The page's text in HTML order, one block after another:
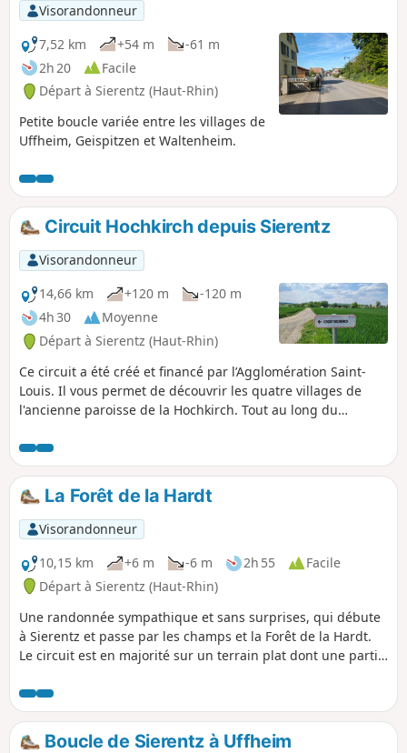
Visorandonneur
7,52 km
+54 m
-61 m
2h 20
Facile
Départ à Sierentz (Haut-Rhin)
Petite boucle variée entre les villages de
Uffheim, Geispitzen et Waltenheim.
Circuit Hochkirch depuis Sierentz
Visorandonneur
14,66 km
+120 m
-120 m
4h 30
Moyenne
Départ à Sierentz (Haut-Rhin)
Ce circuit a été créé et financé par l’Agglomération Saint-
Louis. Il vous permet de découvrir les quatre villages de
l'ancienne paroisse de la Hochkirch. Tout au long du
de cette région du Sud de l'Alsace.
La Forêt de la Hardt
Visorandonneur
10,15 km
+6 m -6 m 2h 55
Facile
Départ à Sierentz (Haut-Rhin)
Une randonnée sympathique et sans surprises, qui débute
à Sierentz et passe par les champs et la Forêt de la Hardt.
Le circuit est en majorité sur un terrain plat dont une partie
aux cyclistes.
Boucle de Sierentz à Uffheim